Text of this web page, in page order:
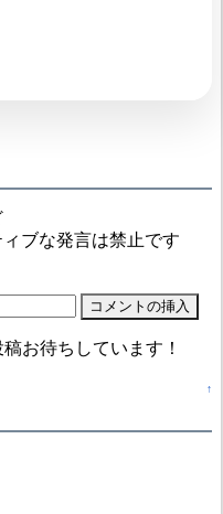
ブな発言は禁止です
お待ちしています！
↑